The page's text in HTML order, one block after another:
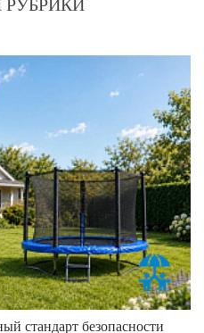
стандарт безопасности